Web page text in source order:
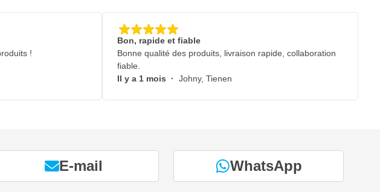
!
Bon, rapide et fiable
Bonne qualité des produits, livraison rapide, collaboration
fiable.
Il y a 1 mois · Johny, Tienen
E-mail WhatsApp